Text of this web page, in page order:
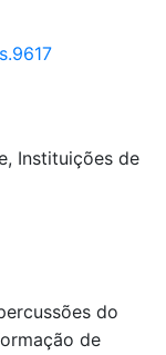
Instituições de
do
de